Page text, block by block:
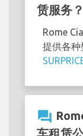
赁服务？
Rome
提供各种
question_answer